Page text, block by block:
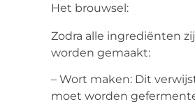
Het brouwsel:
Zodra alle ingrediënten
worden gemaakt:
– Wort maken: Dit
moet worden